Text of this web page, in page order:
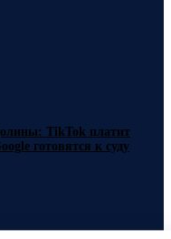
TikTok платит
готовятся к суду